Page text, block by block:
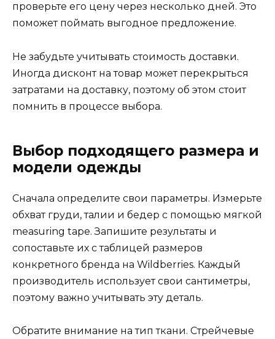
проверьте его цену через несколько дней. Это
поможет поймать выгодное предложение.
Не забудьте учитывать стоимость доставки.
Иногда дисконт на товар может перекрыться
затратами на доставку, поэтому об этом стоит
помнить в процессе выбора.
Выбор подходящего размера и
модели одежды
Сначала определите свои параметры. Измерьте
обхват груди, талии и бедер с помощью мягкой
measuring tape. Запишите результаты и
сопоставьте их с таблицей размеров
конкретного бренда на Wildberries. Каждый
производитель использует свои сантиметры,
поэтому важно учитывать эту деталь.
Обратите внимание на тип ткани. Стрейчевые